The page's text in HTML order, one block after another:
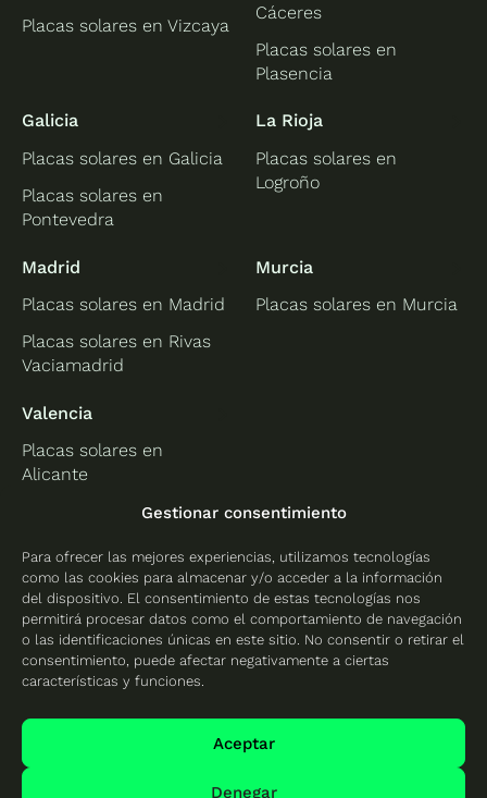
Gestionar consentimiento
Para ofrecer las mejores experiencias, utilizamos tecnologías
como las cookies para almacenar y/o acceder a la información
del dispositivo. El consentimiento de estas tecnologías nos
permitirá procesar datos como el comportamiento de navegación
o las identificaciones únicas en este sitio. No consentir o retirar el
consentimiento, puede afectar negativamente a ciertas
características y funciones.
Aceptar
Denegar
Placas solares en Vizcaya
Cáceres
Placas solares en
Plasencia
Galicia
Placas solares en Galicia
Placas solares en
Pontevedra
La Rioja
Placas solares en
Logroño
Madrid
Placas solares en Madrid
Placas solares en Rivas
Vaciamadrid
Murcia
Placas solares en Murcia
Valencia
Placas solares en
Alicante
Placas solares en
Placas solares en
Valencia
Protección de datos
Política de cookies
Mapa del sitio